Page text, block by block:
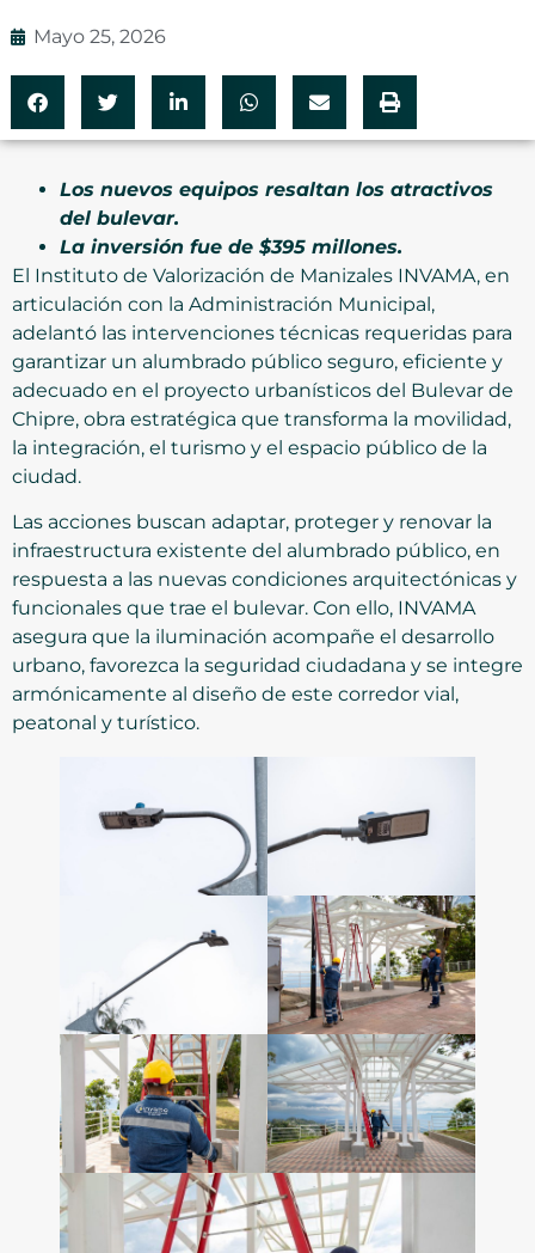
Mayo 25, 2026
Los nuevos equipos resaltan los atractivos
del bulevar.
La inversión fue de $395 millones.
El Instituto de Valorización de Manizales INVAMA, en
articulación con la Administración Municipal,
adelantó las intervenciones técnicas requeridas para
garantizar un alumbrado público seguro, eficiente y
adecuado en el proyecto urbanísticos del Bulevar de
Chipre, obra estratégica que transforma la movilidad,
la integración, el turismo y el espacio público de la
ciudad.
Las acciones buscan adaptar, proteger y renovar la
infraestructura existente del alumbrado público, en
respuesta a las nuevas condiciones arquitectónicas y
funcionales que trae el bulevar. Con ello, INVAMA
asegura que la iluminación acompañe el desarrollo
urbano, favorezca la seguridad ciudadana y se integre
armónicamente al diseño de este corredor vial,
peatonal y turístico.